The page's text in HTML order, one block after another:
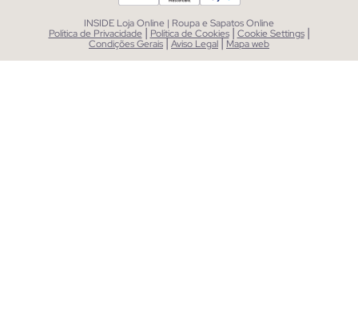
INSIDE Loja Online | Roupa e Sapatos Online
Política de Privacidade | Política de Cookies | Cookie Settings |
Condições Gerais|Aviso Legal| Mapa web